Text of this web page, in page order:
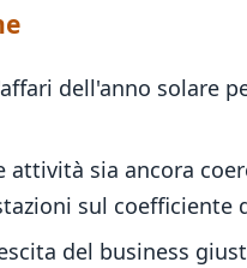
dell'anno solare
attività sia ancora
sul coefficiente
del business